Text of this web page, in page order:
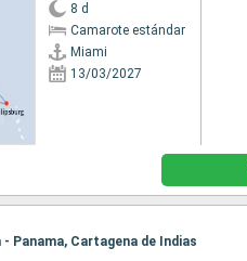
8 d
Camarote estándar
Miami
13/03/2027
Panama, Cartagena de Indias